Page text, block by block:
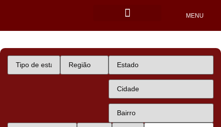
MENU